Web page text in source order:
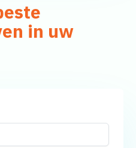
in uw